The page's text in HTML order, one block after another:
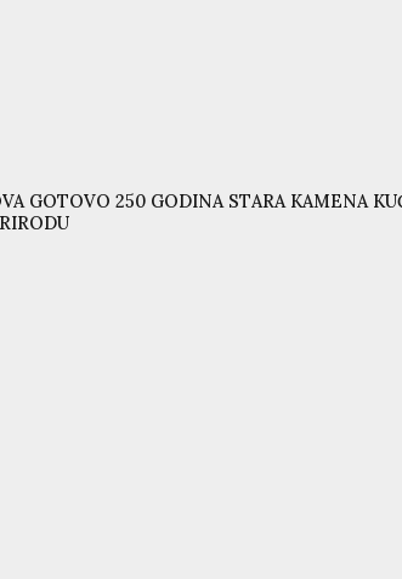
GOTOVO 250 GODINA STARA KAMENA